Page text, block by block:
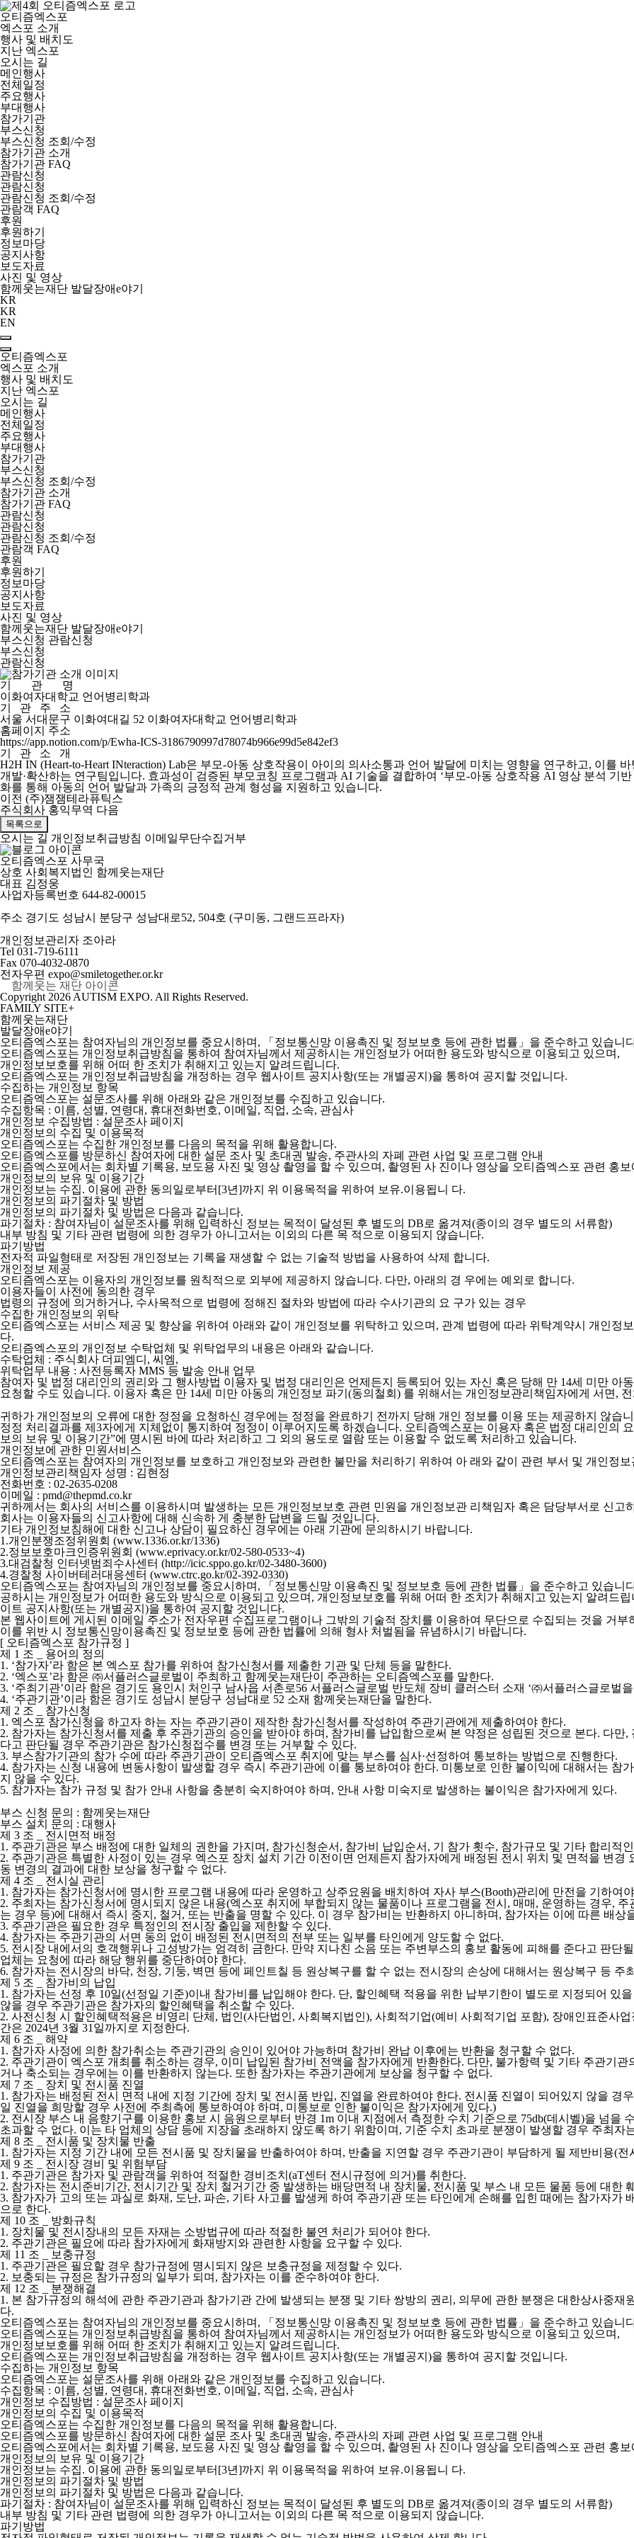
오티즘엑스포
엑스포 소개
행사 및 배치도
지난 엑스포
오시는 길
메인행사
전체일정
주요행사
부대행사
참가기관
부스신청
부스신청 조회/수정
참가기관 소개
참가기관 FAQ
관람신청
관람신청
관람신청 조회/수정
관람객 FAQ
후원
후원하기
정보마당
공지사항
보도자료
사진 및 영상
함께웃는재단 발달장애e야기
KR
KR
EN
오티즘엑스포
엑스포 소개
행사 및 배치도
지난 엑스포
오시는 길
메인행사
전체일정
주요행사
부대행사
참가기관
부스신청
부스신청 조회/수정
참가기관 소개
참가기관 FAQ
관람신청
관람신청
관람신청 조회/수정
관람객 FAQ
후원
후원하기
정보마당
공지사항
보도자료
사진 및 영상
함께웃는재단 발달장애e야기
부스신청 관람신청
부스신청
관람신청
기 관 명
이화여자대학교 언어병리학과
기 관 주 소
서울 서대문구 이화여대길 52 이화여자대학교 언어병리학과
홈페이지 주소
https://app.notion.com/p/Ewha-ICS-3186790997d78074b966e99d5e842ef3
기 관 소 개
H2H IN (Heart-to-Heart INteraction) Lab은 부모-아동 상호작용이 아이의 의사소통과 언어 발달에 미치는 영향을 연구하고, 이를
개발·확산하는 연구팀입니다. 효과성이 검증된 부모코칭 프로그램과 AI 기술을 결합하여 ‘부모-아동 상호작용 AI 영상 분석 기
화를 통해 아동의 언어 발달과 가족의 긍정적 관계 형성을 지원하고 있습니다.
이전 (주)잼잼테라퓨틱스
주식회사 홍익무역 다음
목록으로
오시는 길 개인정보취급방침 이메일무단수집거부
오티즘엑스포 사무국
상호 사회복지법인 함께웃는재단
대표 김정웅
사업자등록번호 644-82-00015
주소 경기도 성남시 분당구 성남대로52, 504호 (구미동, 그랜드프라자)
개인정보관리자 조아라
Tel 031-719-6111
Fax 070-4032-0870
전자우편 expo@smiletogether.or.kr
Copyright 2026 AUTISM EXPO. All Rights Reserved.
FAMILY SITE+
함께웃는재단
발달장애e야기
오티즘엑스포는 참여자님의 개인정보를 중요시하며, 「정보통신망 이용촉진 및 정보보호 등에 관한 법률」을 준수하고 있습니
오티즘엑스포는 개인정보취급방침을 통하여 참여자님께서 제공하시는 개인정보가 어떠한 용도와 방식으로 이용되고 있으며,
개인정보보호를 위해 어떠 한 조치가 취해지고 있는지 알려드립니다.
오티즘엑스포는 개인정보취급방침을 개정하는 경우 웹사이트 공지사항(또는 개별공지)을 통하여 공지할 것입니다.
수집하는 개인정보 항목
오티즘엑스포는 설문조사를 위해 아래와 같은 개인정보를 수집하고 있습니다.
수집항목 : 이름, 성별, 연령대, 휴대전화번호, 이메일, 직업, 소속, 관심사
개인정보 수집방법 : 설문조사 페이지
개인정보의 수집 및 이용목적
오티즘엑스포는 수집한 개인정보를 다음의 목적을 위해 활용합니다.
오티즘엑스포를 방문하신 참여자에 대한 설문 조사 및 초대권 발송, 주관사의 자폐 관련 사업 및 프로그램 안내
오티즘엑스포에서는 회차별 기록용, 보도용 사진 및 영상 촬영을 할 수 있으며, 촬영된 사 진이나 영상을 오티즘엑스포 관련 홍
개인정보의 보유 및 이용기간
개인정보는 수집. 이용에 관한 동의일로부터[3년]까지 위 이용목적을 위하여 보유.이용됩니 다.
개인정보의 파기절차 및 방법
개인정보의 파기절차 및 방법은 다음과 같습니다.
파기절차 : 참여자님이 설문조사를 위해 입력하신 정보는 목적이 달성된 후 별도의 DB로 옮겨져(종이의 경우 별도의 서류함)
내부 방침 및 기타 관련 법령에 의한 경우가 아니고서는 이외의 다른 목 적으로 이용되지 않습니다.
파기방법
전자적 파일형태로 저장된 개인정보는 기록을 재생할 수 없는 기술적 방법을 사용하여 삭제 합니다.
개인정보 제공
오티즘엑스포는 이용자의 개인정보를 원칙적으로 외부에 제공하지 않습니다. 다만, 아래의 경 우에는 예외로 합니다.
이용자들이 사전에 동의한 경우
법령의 규정에 의거하거나, 수사목적으로 법령에 정해진 절차와 방법에 따라 수사기관의 요 구가 있는 경우
수집한 개인정보의 위탁
오티즘엑스포는 서비스 제공 및 향상을 위하여 아래와 같이 개인정보를 위탁하고 있으며, 관계 법령에 따라 위탁계약시 개인정
다.
오티즘엑스포의 개인정보 수탁업체 및 위탁업무의 내용은 아래와 같습니다.
수탁업체 : 주식회사 더피엠디, 씨엠,
위탁업무 내용 : 사전등록자 MMS 등 발송 안내 업무
참여자 및 법정 대리인의 권리와 그 행사방법 이용자 및 법정 대리인은 언제든지 등록되어 있는 자신 혹은 당해 만 14세 미만 아
요청할 수도 있습니다. 이용자 혹은 만 14세 미만 아동의 개인정보 파기(동의철회) 를 위해서는 개인정보관리책임자에게 서면,
귀하가 개인정보의 오류에 대한 정정을 요청하신 경우에는 정정을 완료하기 전까지 당해 개인 정보를 이용 또는 제공하지 않습
정정 처리결과를 제3자에게 지체없이 통지하여 정정이 이루어지도록 하겠습니다. 오티즘엑스포는 이용자 혹은 법정 대리인의
보의 보유 및 이용기간”에 명시된 바에 따라 처리하고 그 외의 용도로 열람 또는 이용할 수 없도록 처리하고 있습니다.
개인정보에 관한 민원서비스
오티즘엑스포는 참여자의 개인정보를 보호하고 개인정보와 관련한 불만을 처리하기 위하여 아 래와 같이 관련 부서 및 개인정
개인정보관리책임자 성명 : 김현정
전화번호 : 02-2635-0208
이메일 : pmd@thepmd.co.kr
귀하께서는 회사의 서비스를 이용하시며 발생하는 모든 개인정보보호 관련 민원을 개인정보관 리책임자 혹은 담당부서로 신고
회사는 이용자들의 신고사항에 대해 신속하 게 충분한 답변을 드릴 것입니다.
기타 개인정보침해에 대한 신고나 상담이 필요하신 경우에는 아래 기관에 문의하시기 바랍니다.
1.개인분쟁조정위원회 (www.1336.or.kr/1336)
2.정보보호마크인증위원회 (www.eprivacy.or.kr/02-580-0533~4)
3.대검찰청 인터넷범죄수사센터 (http://icic.sppo.go.kr/02-3480-3600)
4.경찰청 사이버테러대응센터 (www.ctrc.go.kr/02-392-0330)
오티즘엑스포는 참여자님의 개인정보를 중요시하며, 「정보통신망 이용촉진 및 정보보호 등에 관한 법률」을 준수하고 있습니
공하시는 개인정보가 어떠한 용도와 방식으로 이용되고 있으며, 개인정보보호를 위해 어떠 한 조치가 취해지고 있는지 알려드
이트 공지사항(또는 개별공지)을 통하여 공지할 것입니다.
본 웹사이트에 게시된 이메일 주소가 전자우편 수집프로그램이나 그밖의 기술적 장치를 이용하여 무단으로 수집되는 것을 거부
이를 위반 시 정보통신망이용촉진 및 정보보호 등에 관한 법률에 의해 형사 처벌됨을 유념하시기 바랍니다.
[ 오티즘엑스포 참가규정 ]
제 1 조 _ 용어의 정의
1. ‘참가자’라 함은 본 엑스포 참가를 위하여 참가신청서를 제출한 기관 및 단체 등을 말한다.
2. ‘엑스포’라 함은 ㈜서플러스글로벌이 주최하고 함께웃는재단이 주관하는 오티즘엑스포를 말한다.
3. ‘주최기관’이라 함은 경기도 용인시 처인구 남사읍 서촌로56 서플러스글로벌 반도체 장비 클러스터 소재 ‘㈜서플러스글로벌
4. ‘주관기관’이라 함은 경기도 성남시 분당구 성남대로 52 소재 함께웃는재단을 말한다.
제 2 조 _ 참가신청
1. 엑스포 참가신청을 하고자 하는 자는 주관기관이 제작한 참가신청서를 작성하여 주관기관에게 제출하여야 한다.
2. 참가자는 참가신청서를 제출 후 주관기관의 승인을 받아야 하며, 참가비를 납입함으로써 본 약정은 성립된 것으로 본다. 다
다고 판단될 경우 주관기관은 참가신청접수를 변경 또는 거부할 수 있다.
3. 부스참가기관의 참가 수에 따라 주관기관이 오티즘엑스포 취지에 맞는 부스를 심사·선정하여 통보하는 방법으로 진행한다.
4. 참가자는 신청 내용에 변동사항이 발생할 경우 즉시 주관기관에 이를 통보하여야 한다. 미통보로 인한 불이익에 대해서는 참
지 않을 수 있다.
5. 참가자는 참가 규정 및 참가 안내 사항을 충분히 숙지하여야 하며, 안내 사항 미숙지로 발생하는 불이익은 참가자에게 있다.
부스 신청 문의 : 함께웃는재단
부스 설치 문의 : 대행사
제 3 조 _ 전시면적 배정
1. 주관기관은 부스 배정에 대한 일체의 권한을 가지며, 참가신청순서, 참가비 납입순서, 기 참가 횟수, 참가규모 및 기타 합리적
2. 주관기관은 특별한 사정이 있는 경우 엑스포 장치 설치 기간 이전이면 언제든지 참가자에게 배정된 전시 위치 및 면적을 변
동 변경의 결과에 대한 보상을 청구할 수 없다.
제 4 조 _ 전시실 관리
1. 참가자는 참가신청서에 명시한 프로그램 내용에 따라 운영하고 상주요원을 배치하여 자사 부스(Booth)관리에 만전을 기하여
2. 주최자는 참가신청서에 명시되지 않은 내용(엑스포 취지에 부합되지 않는 물품이나 프로그램을 전시, 매매, 운영하는 경우,
는 경우 등)에 대해서 즉시 중지, 철거, 또는 반출을 명할 수 있다. 이 경우 참가비는 반환하지 아니하며, 참가자는 이에 따른 배상
3. 주관기관은 필요한 경우 특정인의 전시장 출입을 제한할 수 있다.
4. 참가자는 주관기관의 서면 동의 없이 배정된 전시면적의 전부 또는 일부를 타인에게 양도할 수 없다.
5. 전시장 내에서의 호객행위나 고성방가는 엄격히 금한다. 만약 지나친 소음 또는 주변부스의 홍보 활동에 피해를 준다고 판단
업체는 요청에 따라 해당 행위를 중단하여야 한다.
6. 참가자는 전시장의 바닥, 천장, 기둥, 벽면 등에 페인트칠 등 원상복구를 할 수 없는 전시장의 손상에 대해서는 원상복구 등 주
제 5 조 _ 참가비의 납입
1. 참가자는 선정 후 10일(선정일 기준)이내 참가비를 납입해야 한다. 단, 할인혜택 적용을 위한 납부기한이 별도로 지정되어 있
않을 경우 주관기관은 참가자의 할인혜택을 취소할 수 있다.
2. 사전신청 시 할인혜택적용은 비영리 단체, 법인(사단법인, 사회복지법인), 사회적기업(예비 사회적기업 포함), 장애인표준사
간은 2024년 3월 31일까지로 지정한다.
제 6 조 _ 해약
1. 참가자 사정에 의한 참가취소는 주관기관의 승인이 있어야 가능하며 참가비 완납 이후에는 반환을 청구할 수 없다.
2. 주관기관이 엑스포 개최를 취소하는 경우, 이미 납입된 참가비 전액을 참가자에게 반환한다. 다만, 불가항력 및 기타 주관기
거나 축소되는 경우에는 이를 반환하지 않는다. 또한 참가자는 주관기관에게 보상을 청구할 수 없다.
제 7 조 _ 장치 및 전시품 진열
1. 참가자는 배정된 전시 면적 내에 지정 기간에 장치 및 전시품 반입, 진열을 완료하여야 한다. 전시품 진열이 되어있지 않을
일 진열을 희망할 경우 사전에 주최측에 통보하여야 하며, 미통보로 인한 불이익은 참가자에게 있다.)
2. 전시장 부스 내 음향기구를 이용한 홍보 시 음원으로부터 반경 1m 이내 지점에서 측정한 수치 기준으로 75db(데시벨)을 넘을
초과할 수 없다. 이는 타 업체의 상담 등에 지장을 초래하지 않도록 하기 위함이며, 기준 수치 초과로 분쟁이 발생할 경우 주최
제 8 조 _ 전시품 및 장치물 반출
1. 참가자는 지정 기간 내에 모든 전시품 및 장치물을 반출하여야 하며, 반출을 지연할 경우 주관기관이 부담하게 될 제반비용(
제 9 조 _ 전시장 경비 및 위험부담
1. 주관기관은 참가자 및 관람객을 위하여 적절한 경비조치(aT센터 전시규정에 의거)를 취한다.
2. 참가자는 전시준비기간, 전시기간 및 장치 철거기간 중 발생하는 배당면적 내 장치물, 전시품 및 부스 내 모든 물품 등에 대한
3. 참가자가 고의 또는 과실로 화재, 도난, 파손, 기타 사고를 발생케 하여 주관기관 또는 타인에게 손해를 입힌 때에는 참가자가
으로 한다.
제 10 조 _ 방화규칙
1. 장치물 및 전시장내의 모든 자재는 소방법규에 따라 적절한 불연 처리가 되어야 한다.
2. 주관기관은 필요에 따라 참가자에게 화재방지와 관련한 사항을 요구할 수 있다.
제 11 조 _ 보충규정
1. 주관기관은 필요할 경우 참가규정에 명시되지 않은 보충규정을 제정할 수 있다.
2. 보충되는 규정은 참가규정의 일부가 되며, 참가자는 이를 준수하여야 한다.
제 12 조 _ 분쟁해결
1. 본 참가규정의 해석에 관한 주관기관과 참가기관 간에 발생되는 분쟁 및 기타 쌍방의 권리, 의무에 관한 분쟁은 대한상사중
다.
오티즘엑스포는 참여자님의 개인정보를 중요시하며, 「정보통신망 이용촉진 및 정보보호 등에 관한 법률」을 준수하고 있습니
오티즘엑스포는 개인정보취급방침을 통하여 참여자님께서 제공하시는 개인정보가 어떠한 용도와 방식으로 이용되고 있으며,
개인정보보호를 위해 어떠 한 조치가 취해지고 있는지 알려드립니다.
오티즘엑스포는 개인정보취급방침을 개정하는 경우 웹사이트 공지사항(또는 개별공지)을 통하여 공지할 것입니다.
수집하는 개인정보 항목
오티즘엑스포는 설문조사를 위해 아래와 같은 개인정보를 수집하고 있습니다.
수집항목 : 이름, 성별, 연령대, 휴대전화번호, 이메일, 직업, 소속, 관심사
개인정보 수집방법 : 설문조사 페이지
개인정보의 수집 및 이용목적
오티즘엑스포는 수집한 개인정보를 다음의 목적을 위해 활용합니다.
오티즘엑스포를 방문하신 참여자에 대한 설문 조사 및 초대권 발송, 주관사의 자폐 관련 사업 및 프로그램 안내
오티즘엑스포에서는 회차별 기록용, 보도용 사진 및 영상 촬영을 할 수 있으며, 촬영된 사 진이나 영상을 오티즘엑스포 관련 홍
개인정보의 보유 및 이용기간
개인정보는 수집. 이용에 관한 동의일로부터[3년]까지 위 이용목적을 위하여 보유.이용됩니 다.
개인정보의 파기절차 및 방법
개인정보의 파기절차 및 방법은 다음과 같습니다.
파기절차 : 참여자님이 설문조사를 위해 입력하신 정보는 목적이 달성된 후 별도의 DB로 옮겨져(종이의 경우 별도의 서류함)
내부 방침 및 기타 관련 법령에 의한 경우가 아니고서는 이외의 다른 목 적으로 이용되지 않습니다.
파기방법